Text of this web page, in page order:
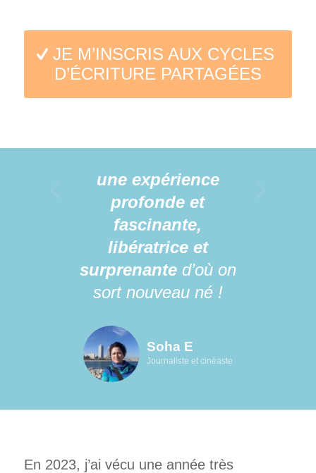
JE M’INSCRIS AUX CYCLES
D’ÉCRITURE PARTAGÉES
une expérience
profonde et
fascinante,
libératrice et
surprenanted’où on
sort nouveau né !
Soha E
Journaliste et cinéaste
Suivant
En 2023, j’ai vécu une année très